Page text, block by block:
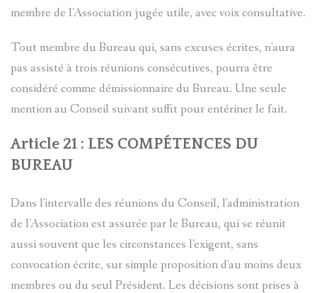
membre de l'Association jugée utile, avec voix consultative.
Tout membre du Bureau qui, sans excuses écrites, n'aura
pas assisté à trois réunions consécutives, pourra être
considéré comme démissionnaire du Bureau. Une seule
mention au Conseil suivant suffit pour entériner le fait.
Article 21 : LES COMPÉTENCES DU
BUREAU
Dans l'intervalle des réunions du Conseil, l'administration
de l'Association est assurée par le Bureau, qui se réunit
aussi souvent que les circonstances l'exigent, sans
convocation écrite, sur simple proposition d'au moins deux
membres ou du seul Président. Les décisions sont prises à